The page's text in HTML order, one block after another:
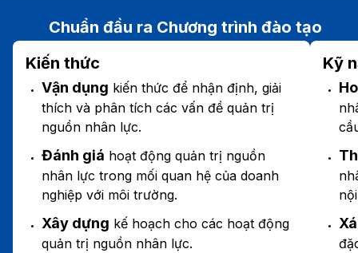
Chuẩn đầu ra Chương trình đào tạo
Kiến thức
Vận dụng kiến thức để nhận định, giải
thích và phân tích các vấn đề quản trị
nguồn nhân lực.
Đánh giá hoạt động quản trị nguồn
nhân lực trong mối quan hệ của doanh
nghiệp với môi trường.
Xây dựng kế hoạch cho các hoạt động
quản trị nguồn nhân lực.
Kỹ